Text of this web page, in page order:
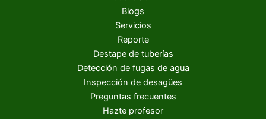
Blogs
Servicios
Reporte
Destape de tuberías
Detección de fugas de agua
Inspección de desagües
Preguntas frecuentes
Hazte profesor